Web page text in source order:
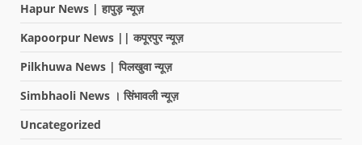
Hapur News | हापुड़ न्यूज़
Kapoorpur News || कपूरपुर न्यूज़
Pilkhuwa News | पिलखुवा न्यूज़
Simbhaoli News । सिंभावली न्यूज़
Uncategorized